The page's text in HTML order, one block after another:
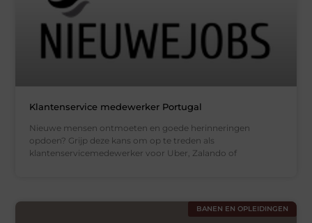
Klantenservice medewerker Portugal
Nieuwe mensen ontmoeten en goede herinneringen
opdoen? Grijp deze kans om op te treden als
klantenservicemedewerker voor Uber, Zalando of
BANEN EN OPLEIDINGEN